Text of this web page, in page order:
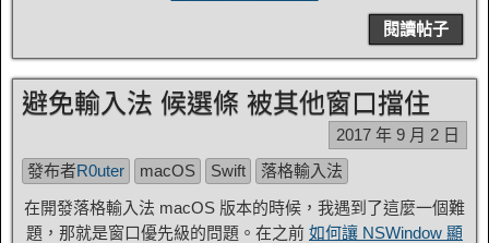
閱讀帖子
避免輸入法 候選條 被其他窗口擋住
2017 年 9 月 2 日
發布者R0uter macOS Swift
落格輸入法
在開發落格輸入法 macOS 版本的時候，我遇到了這麼一個難
題，那就是窗口優先級的問題。在之前 如何讓 NSWindow 顯